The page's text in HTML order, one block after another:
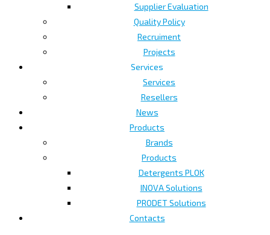
Supplier Evaluation
Quality Policy
Recruiment
Projects
Services
Services
Resellers
News
Products
Brands
Products
Detergents PLOK
INOVA Solutions
PRODET Solutions
Contacts